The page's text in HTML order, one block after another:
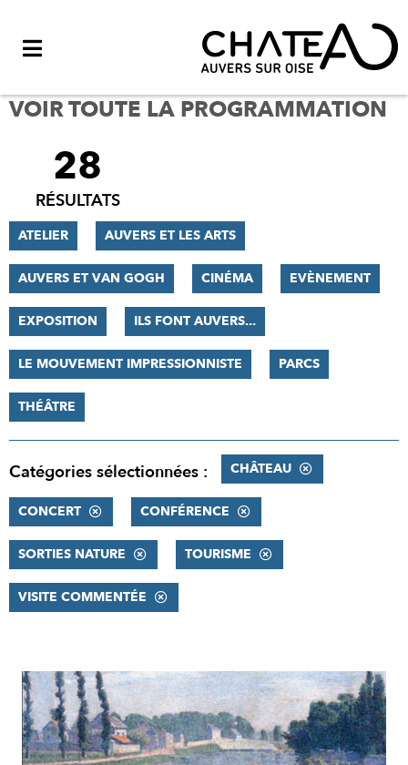
VOIR TOUTE LA PROGRAMMATION
FILTRER
RÉSULTATS
28
RÉSULTATS
ATELIER AUVERS ET LES ARTS
AUVERS ET VAN GOGH CINÉMA EVÈNEMENT
EXPOSITION ILS FONT AUVERS...
LE MOUVEMENT IMPRESSIONNISTE PARCS
THÉÂTRE
Catégories sélectionnées : CHÂTEAU
CONCERT CONFÉRENCE
SORTIES NATURE TOURISME
VISITE COMMENTÉE
RÉSULTATS